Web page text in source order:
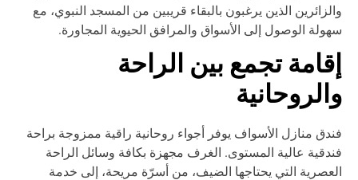
الذين يرغبون بالبقاء قريبين من المسجد النبوي، مع
الوصول إلى الأسواق والمرافق الحيوية المجاورة.
تجمع بين الراحة
منازل الأسواف يوفر أجواء روحانية راقية ممزوجة براحة
عالية المستوى. الغرف مجهزة بكافة وسائل الراحة
التي يحتاجها الضيف، من أسرّة مريحة، إلى خدمة